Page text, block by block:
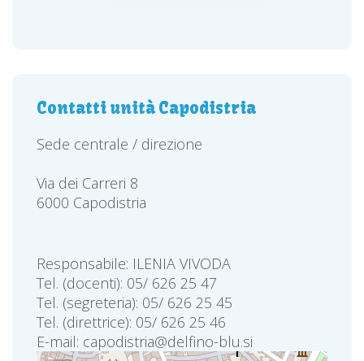
Contatti unità Capodistria
Sede centrale / direzione
Via dei Carreri 8
6000 Capodistria
Responsabile: ILENIA VIVODA
Tel. (docenti): 05/ 626 25 47
Tel. (segreteria): 05/ 626 25 45
Tel. (direttrice): 05/ 626 25 46
E-mail: capodistria@delfino-blu.si